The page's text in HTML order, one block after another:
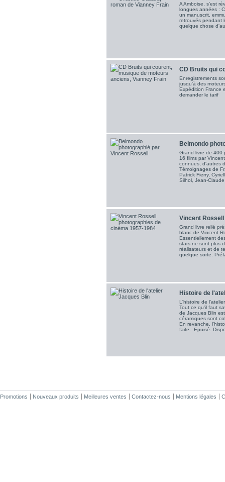
A Amboise, s'est
longues années :
un manuscrit,
retrouvés pendant
quelque chose
CD Bruits qui
Enregistrements
jusqu'à des
Expédition France
demander le tarif
Belmondo
Grand livre de 400
16 films par
connues, d'autres
Témoignages de
Patrick Fierry,
Silhol, Jean-
Vincent
Grand livre relié
blanc de Vincent
Essentiellement
stars ne sont plus
réalisateurs et de
quelque sorte.
Histoire de
L'histoire de
Tout ce qu'il faut
de Jacques Blin
céramiques sont
En revanche,
faite. Epuisé.
Promotions Nouveaux produits Meilleures ventes Contactez-nous Mentions légales